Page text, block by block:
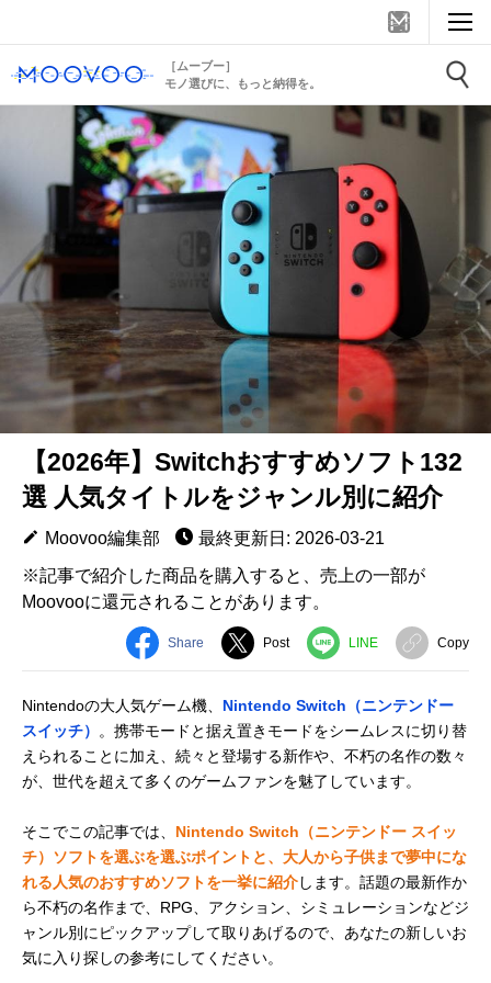
［ムーブー］
モノ選びに、もっと納得を。
【2026年】Switchおすすめソフト132
選 人気タイトルをジャンル別に紹介
Moovoo編集部
最終更新日: 2026-03-21
※記事で紹介した商品を購入すると、売上の一部が
Moovooに還元されることがあります。
Share Post LINE Copy
Nintendoの大人気ゲーム機、 Nintendo Switch（ニンテンドー
スイッチ）
。携帯モードと据え置きモードをシームレスに切り替
えられることに加え、続々と登場する新作や、不朽の名作の数々
が、世代を超えて多くのゲームファンを魅了しています。
そこでこの記事では、 Nintendo Switch（ニンテンドー スイッ
チ）ソフトを選ぶを選ぶポイントと、大人から子供まで夢中にな
れる人気のおすすめソフトを一挙に紹介します。話題の最新作か
ら不朽の名作まで、RPG、アクション、シミュレーションなどジ
ャンル別にピックアップして取りあげるので、あなたの新しいお
気に入り探しの参考にしてください。